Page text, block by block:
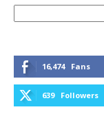
16,474 Fans
639 Followers